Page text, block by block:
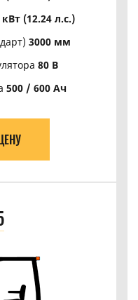
кВт (12.24 л.с.)
3000 мм
80 В
500 / 600 Ач